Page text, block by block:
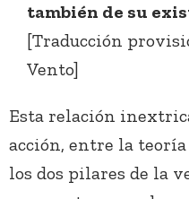
también de su
[Traducción
Vento]
Esta relación
acción, entre la
los dos pilares de la